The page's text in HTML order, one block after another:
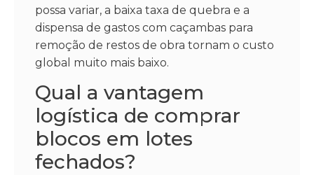
possa variar, a baixa taxa de quebra e a
dispensa de gastos com caçambas para
remoção de restos de obra tornam o custo
global muito mais baixo.
Qual a vantagem
logística de comprar
blocos em lotes
fechados?